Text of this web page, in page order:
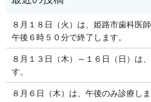
８月１８日（火）は、姫路市歯科医
午後６時５０分で終了します。
８月１３日（木）～１６日（日）は
す。
８月６日（木）は、午後のみ診療しま